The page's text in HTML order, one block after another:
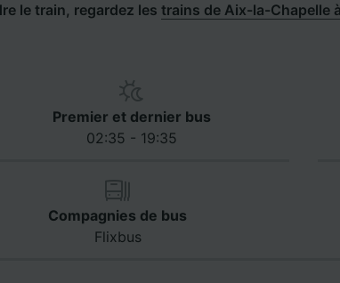
le train, regardez lestrains de Aix-la-Chapelle
Premier et dernier bus
02:35 - 19:35
Compagnies de bus
Flixbus